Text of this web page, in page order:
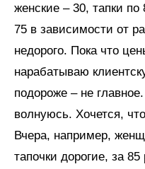
женские – 30, тапки
75 в зависимости от
недорого. Пока что
нарабатываю
подороже – не
волнуюсь. Хочется,
Вчера, например,
тапочки дорогие, за